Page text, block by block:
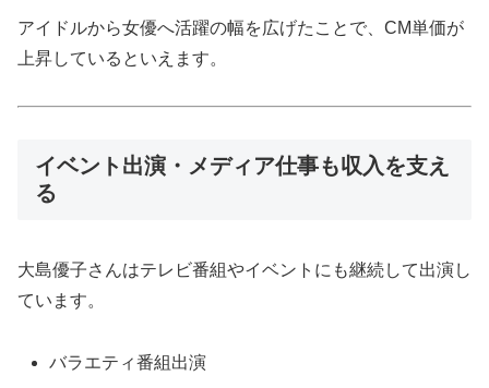
アイドルから女優へ活躍の幅を広げたことで、CM単価が
上昇しているといえます。
イベント出演・メディア仕事も収入を支え
る
大島優子さんはテレビ番組やイベントにも継続して出演し
ています。
バラエティ番組出演